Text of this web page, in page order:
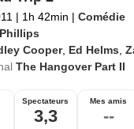
| 1h 42min | Comédie
Cooper, Ed Helms
The Hangover Part II
Spectateurs
3,3
Mes amis
--